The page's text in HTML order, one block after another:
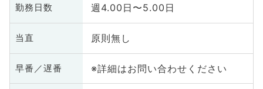
勤務日数 週4.00日〜5.00日
当直 原則無し
早番／遅番 ※詳細はお問い合わせください